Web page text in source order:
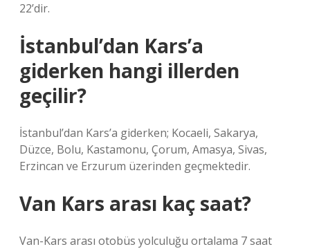
22’dir.
İstanbul’dan Kars’a
giderken hangi illerden
geçilir?
İstanbul’dan Kars’a giderken; Kocaeli, Sakarya,
Düzce, Bolu, Kastamonu, Çorum, Amasya, Sivas,
Erzincan ve Erzurum üzerinden geçmektedir.
Van Kars arası kaç saat?
Van-Kars arası otobüs yolculuğu ortalama 7 saat